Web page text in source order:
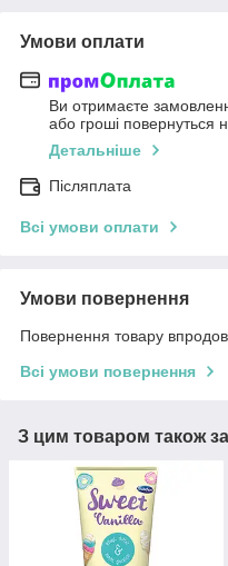
Умови оплати
Ви отримаєте
або гроші повернуться
Детальніше
Післяплата
Всі умови оплати
Умови повернення
Повернення товару
Всі умови повернення
З цим товаром також